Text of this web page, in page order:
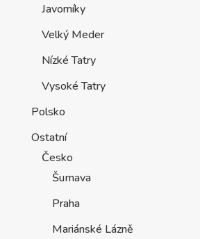
Javorníky
Velký Meder
Nízké Tatry
Vysoké Tatry
Polsko
Ostatní
Česko
Šumava
Praha
Mariánské Lázně